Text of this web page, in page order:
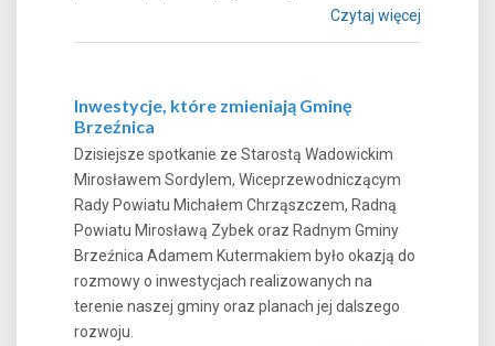
Czytaj więcej
Inwestycje, które zmieniają Gminę
Brzeźnica
Dzisiejsze spotkanie ze Starostą Wadowickim
Mirosławem Sordylem, Wiceprzewodniczącym
Rady Powiatu Michałem Chrząszczem, Radną
Powiatu Mirosławą Zybek oraz Radnym Gminy
Brzeźnica Adamem Kutermakiem było okazją do
rozmowy o inwestycjach realizowanych na
terenie naszej gminy oraz planach jej dalszego
rozwoju.